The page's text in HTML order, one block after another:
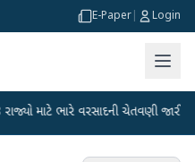
E-Paper Login
વરસાદની ચેતવણી જારી કરી ●